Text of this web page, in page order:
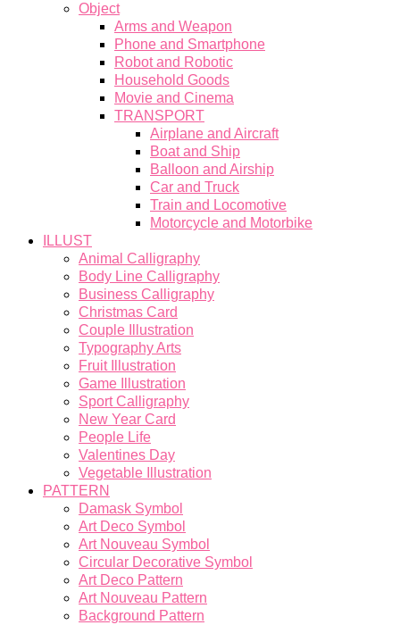
Object
Arms and Weapon
Phone and Smartphone
Robot and Robotic
Household Goods
Movie and Cinema
TRANSPORT
Airplane and Aircraft
Boat and Ship
Balloon and Airship
Car and Truck
Train and Locomotive
Motorcycle and Motorbike
ILLUST
Animal Calligraphy
Body Line Calligraphy
Business Calligraphy
Christmas Card
Couple Illustration
Typography Arts
Fruit Illustration
Game Illustration
Sport Calligraphy
New Year Card
People Life
Valentines Day
Vegetable Illustration
PATTERN
Damask Symbol
Art Deco Symbol
Art Nouveau Symbol
Circular Decorative Symbol
Art Deco Pattern
Art Nouveau Pattern
Background Pattern